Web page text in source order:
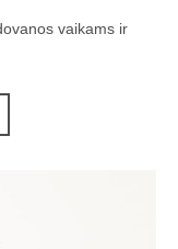
vaikams ir